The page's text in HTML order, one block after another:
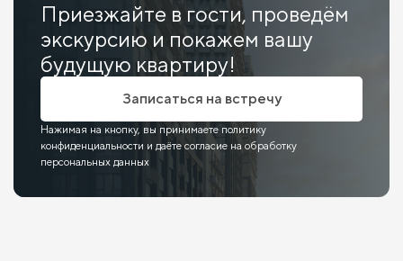
Приезжайте в гости, проведём
экскурсию и покажем вашу
будущую квартиру!
Записаться на встречу
Нажимая на кнопку, вы принимаете политику
конфиденциальности и даёте согласие на обработку
персональных данных